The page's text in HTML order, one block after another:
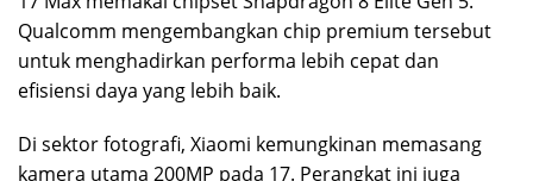
Qualcomm mengembangkan chip premium tersebut
untuk menghadirkan performa lebih cepat dan
efisiensi daya yang lebih baik.
Di sektor fotografi, Xiaomi kemungkinan memasang
kamera utama 200MP pada 17. Perangkat ini juga